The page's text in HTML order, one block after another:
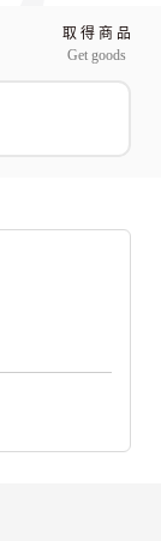
取 得 商 品
Get goods